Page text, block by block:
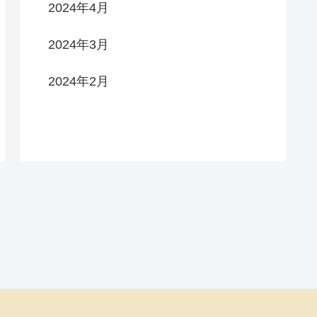
2024年4月
2024年3月
2024年2月